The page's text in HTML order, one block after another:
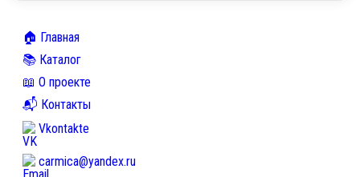
🏠 Главная
📚 Каталог
📖 О проекте
📬 Контакты
Vkontakte
carmica@yandex.ru